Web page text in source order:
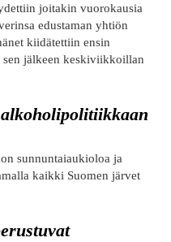
joitakin vuorokausia
edustaman yhtiön
kiidätettiin ensin
jälkeen keskiviikkoillan
sunnuntaiaukioloa ja
kaikki Suomen järvet